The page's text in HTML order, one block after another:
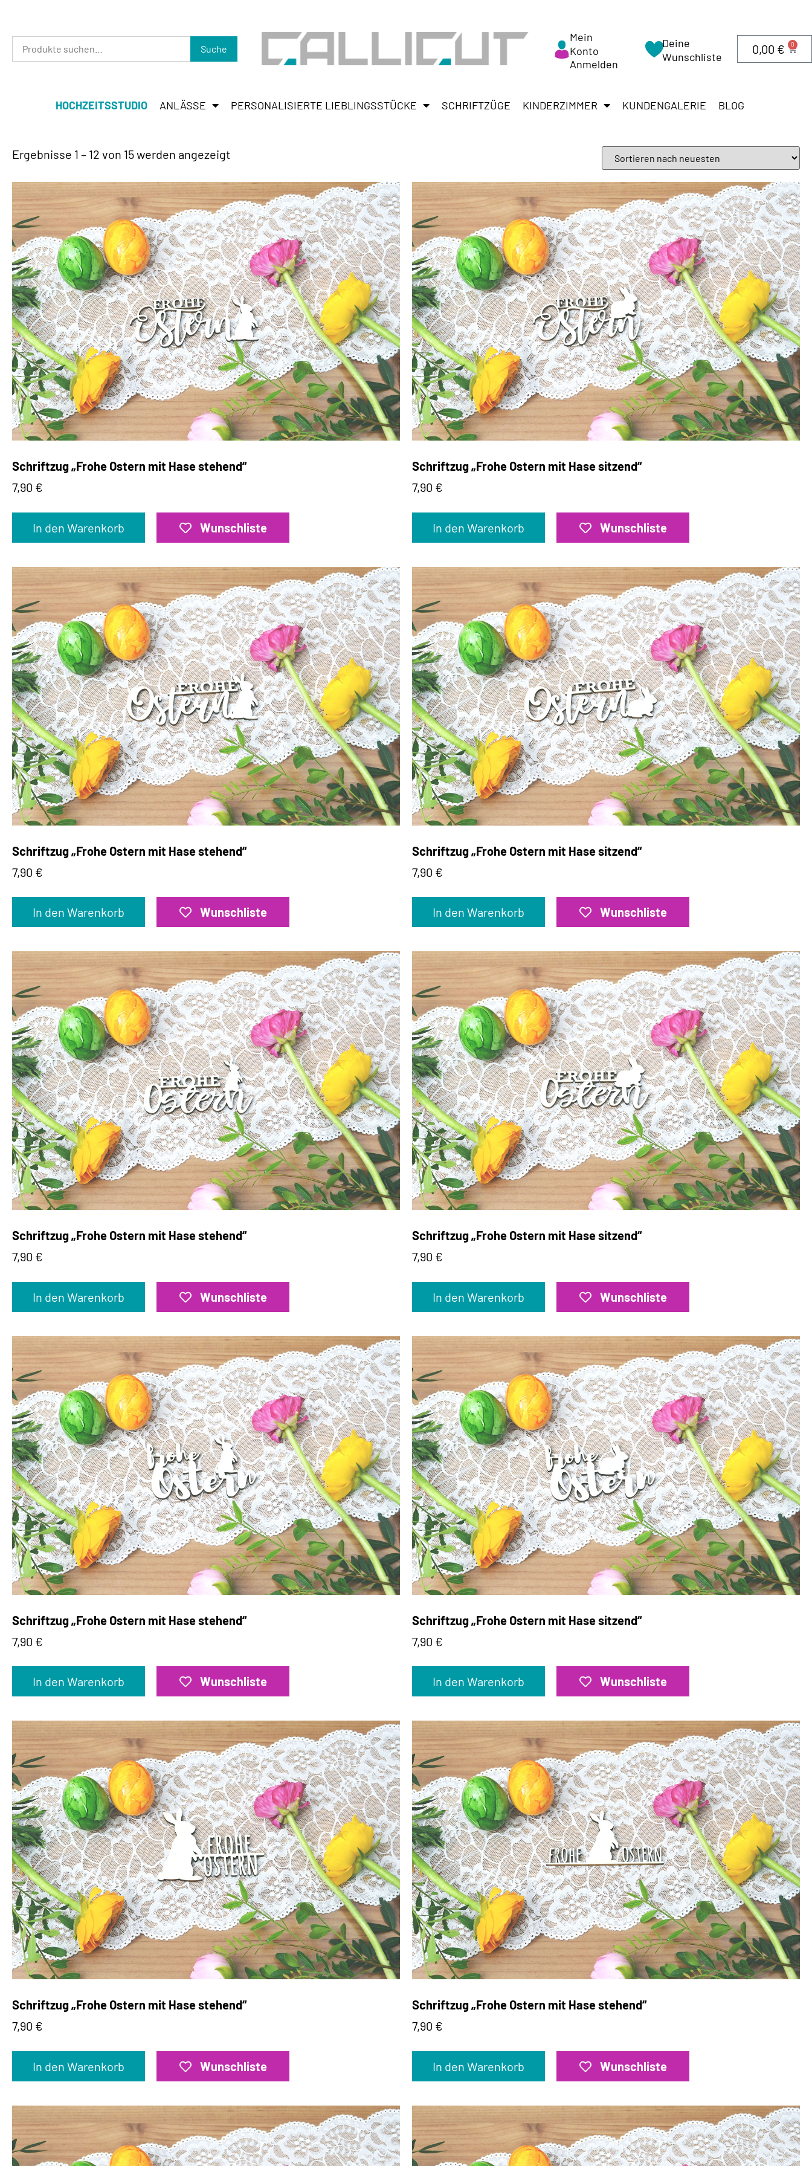
Suche
Mein
Konto
Anmelden
Deine
Wunschliste
0,00 € 0
HOCHZEITSSTUDIO ANLÄSSE PERSONALISIERTE LIEBLINGSSTÜCKE SCHRIFTZÜGE KINDERZIMMER KUNDENGALERIE BLOG
Ergebnisse 1 – 12 von 15 werden angezeigt
Schriftzug „Frohe Ostern mit Hase stehend“
7,90 €
In den Warenkorb Wunschliste
Schriftzug „Frohe Ostern mit Hase sitzend“
7,90 €
In den Warenkorb Wunschliste
Schriftzug „Frohe Ostern mit Hase stehend“
7,90 €
In den Warenkorb Wunschliste
Schriftzug „Frohe Ostern mit Hase sitzend“
7,90 €
In den Warenkorb Wunschliste
Schriftzug „Frohe Ostern mit Hase stehend“
7,90 €
In den Warenkorb Wunschliste
Schriftzug „Frohe Ostern mit Hase sitzend“
7,90 €
In den Warenkorb Wunschliste
Schriftzug „Frohe Ostern mit Hase stehend“
7,90 €
In den Warenkorb Wunschliste
Schriftzug „Frohe Ostern mit Hase sitzend“
7,90 €
In den Warenkorb Wunschliste
Schriftzug „Frohe Ostern mit Hase stehend“
7,90 €
In den Warenkorb Wunschliste
Schriftzug „Frohe Ostern mit Hase stehend“
7,90 €
In den Warenkorb Wunschliste